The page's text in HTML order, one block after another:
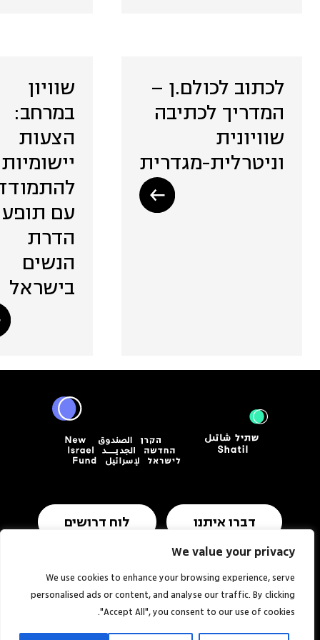
We value your privacy
We use cookies to enhance your browsing experience, serve
personalised ads or content, and analyse our traffic. By clicking
"Accept All", you consent to our use of cookies.
תיירות מקומית (4)
אסטרטגיה ותכנון (7)
תעשייה יצירתית (9)
לכתוב לכולם.ן –
המדריך לכתיבה
שוויונית
וניטרלית-מגדרית
שוויון
במרחב:
הצעות
יישומיות
עם
הדרת
הנשים
בישראל
דברו איתנו לוח דרושים
תנאי שימוש ומדיניות פרטיות הצהרת נגישות